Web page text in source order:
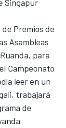
Singapur
Premios de
Asambleas
para
Campeonato
leer en un
trabajará
de